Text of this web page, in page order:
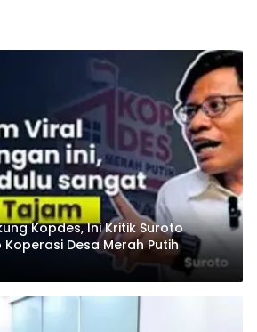
Kopdes, Ini Kritik Suroto
Desa Merah Putih